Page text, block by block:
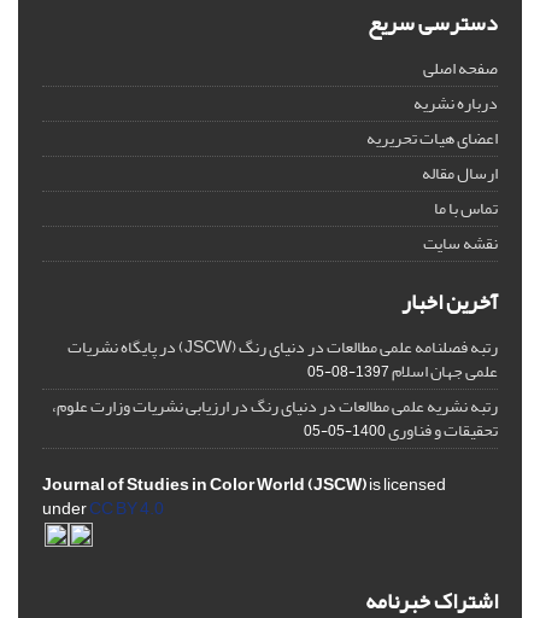
دسترسی سریع
صفحه اصلی
درباره نشریه
اعضای هیات تحریریه
ارسال مقاله
تماس با ما
نقشه سایت
آخرین اخبار
رتبه فصلنامه علمی مطالعات در دنیای رنگ (JSCW) در پایگاه نشریات
علمی جهان اسلام1397-08-05
رتبه نشریه علمی مطالعات در دنیای رنگ در ارزیابی نشریات وزارت علوم،
تحقیقات و فناوری1400-05-05
Journal of Studies in Color World (JSCW)is licensed
underCC BY 4.0
اشتراک خبرنامه